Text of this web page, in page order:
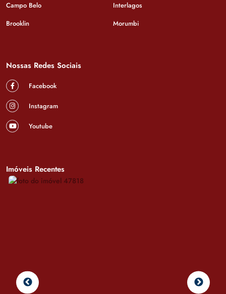
Campo Belo
Interlagos
Brooklin
Morumbi
Nossas Redes Sociais
Facebook
Instagram
Youtube
Imóveis Recentes